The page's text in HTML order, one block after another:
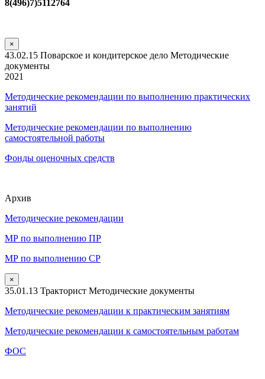
8(496)7)5112764
×
43.02.15 Поварское и кондитерское дело Методические
документы
2021
Методические рекомендации по выполнению практических
занятий
Методические рекомендации по выполнению
самостоятельной работы
Фонды оценочных средств
Архив
Методические рекомендации
МР по выполнению ПР
МР по выполнению СР
×
35.01.13 Тракторист Методические документы
Методические рекомендации к практическим занятиям
Методические рекомендации к самостоятельным работам
ФОС